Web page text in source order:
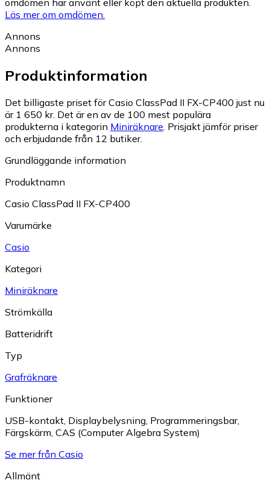
omdömen har använt eller köpt den aktuella produkten.
Läs mer om omdömen.
Annons
Annons
Produktinformation
Det billigaste priset för Casio ClassPad II FX-CP400 just nu
är 1 650 kr. Det är en av de 100 mest populära
produkterna i kategorin Miniräknare. Prisjakt jämför priser
och erbjudande från 12 butiker.
Grundläggande information
Produktnamn
Casio ClassPad II FX-CP400
Varumärke
Casio
Kategori
Miniräknare
Strömkälla
Batteridrift
Typ
Grafräknare
Funktioner
USB-kontakt, Displaybelysning, Programmeringsbar,
Färgskärm, CAS (Computer Algebra System)
Se mer från Casio
Allmänt